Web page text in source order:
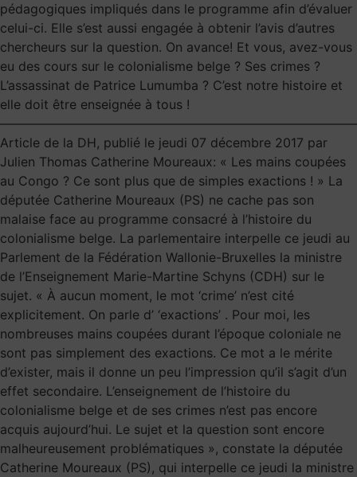
pédagogiques impliqués dans le programme afin d’évaluer
celui-ci. Elle s’est aussi engagée à obtenir l’avis d’autres
chercheurs sur la question. On avance! Et vous, avez-vous
eu des cours sur le colonialisme belge ? Ses crimes ?
L’assassinat de Patrice Lumumba ? C’est notre histoire et
elle doit être enseignée à tous !
Article de la DH, publié le jeudi 07 décembre 2017 par
Julien Thomas Catherine Moureaux: « Les mains coupées
au Congo ? Ce sont plus que de simples exactions ! » La
députée Catherine Moureaux (PS) ne cache pas son
malaise face au programme consacré à l’histoire du
colonialisme belge. La parlementaire interpelle ce jeudi au
Parlement de la Fédération Wallonie-Bruxelles la ministre
de l’Enseignement Marie-Martine Schyns (CDH) sur le
sujet. « À aucun moment, le mot ‘crime’ n’est cité
explicitement. On parle d’ ‘exactions’ . Pour moi, les
nombreuses mains coupées durant l’époque coloniale ne
sont pas simplement des exactions. Ce mot a le mérite
d’exister, mais il donne un peu l’impression qu’il s’agit d’un
effet secondaire. L’enseignement de l’histoire du
colonialisme belge et de ses crimes n’est pas encore
acquis aujourd’hui. Le sujet et la question sont encore
malheureusement problématiques », constate la députée
Catherine Moureaux (PS), qui interpelle ce jeudi la ministre